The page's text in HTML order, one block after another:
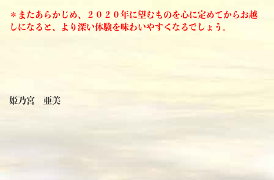
＊またあらかじめ、２０２０年に望むものを心に定めてからお越
しになると、より深い体験を味わいやすくなるでしょう。
姫乃宮 亜美